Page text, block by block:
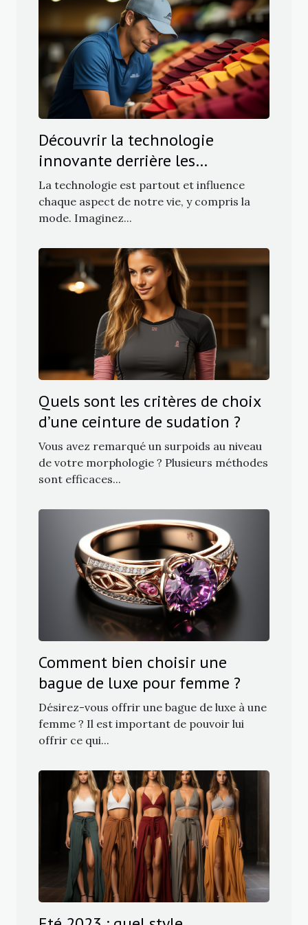
Découvrir la technologie
innovante derrière les
casquettes Flexfit
La technologie est partout et influence
chaque aspect de notre vie, y compris la
mode. Imaginez...
Quels sont les critères de choix
d’une ceinture de sudation ?
Vous avez remarqué un surpoids au niveau
de votre morphologie ? Plusieurs méthodes
sont efficaces...
Comment bien choisir une
bague de luxe pour femme ?
Désirez-vous offrir une bague de luxe à une
femme ? Il est important de pouvoir lui
offrir ce qui...